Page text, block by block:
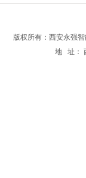
版权所有：西安永强
地 址：